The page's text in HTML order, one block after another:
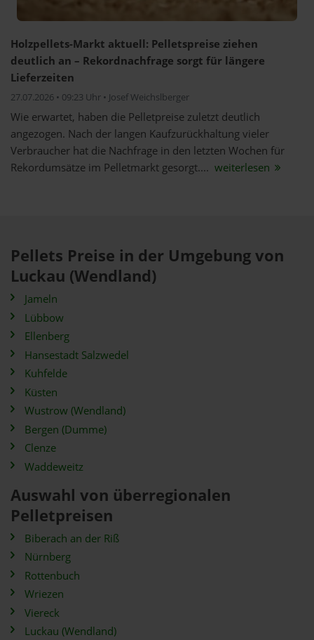
Holzpellets-Markt aktuell: Pelletspreise ziehen
deutlich an – Rekordnachfrage sorgt für längere
Lieferzeiten
27.07.2026 • 09:23 Uhr • Josef Weichslberger
Wie erwartet, haben die Pelletpreise zuletzt deutlich
angezogen. Nach der langen Kaufzurückhaltung vieler
Verbraucher hat die Nachfrage in den letzten Wochen für
Rekordumsätze im Pelletmarkt gesorgt.... weiterlesen
Pellets Preise in der Umgebung von
Luckau (Wendland)
Jameln
Lübbow
Ellenberg
Hansestadt Salzwedel
Kuhfelde
Küsten
Wustrow (Wendland)
Bergen (Dumme)
Clenze
Waddeweitz
Auswahl von überregionalen
Pelletpreisen
Biberach an der Riß
Nürnberg
Rottenbuch
Wriezen
Viereck
Luckau (Wendland)